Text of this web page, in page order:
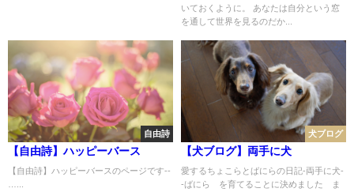
いておくように。 あなたは自分という窓
を通して世界を見るのだか...
自由詩
【自由詩】ハッピーバース
【自由詩】ハッピーバースのページです--
犬ブログ
【犬ブログ】両手に犬
愛するちょこらとばにらの日記-両手に犬-
-ばにら を育てることに決めました ま